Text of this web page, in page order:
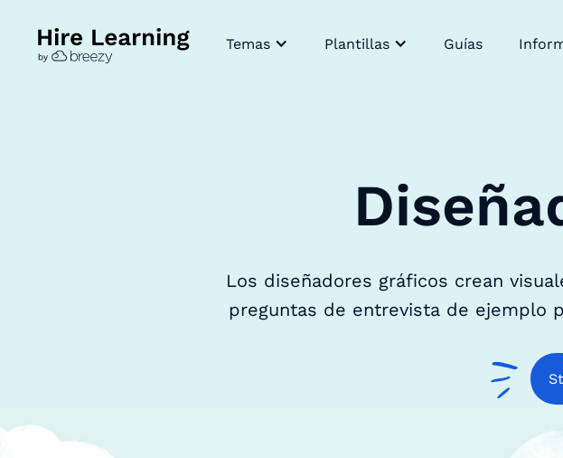
Temas Plantillas Guías
Los diseñadores gráficos crean
preguntas de entrevista de ejemplo